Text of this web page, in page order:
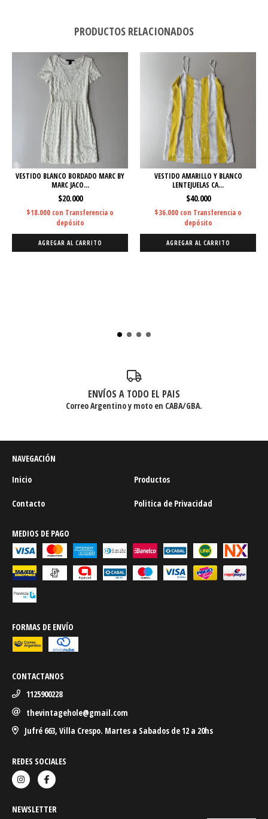
PRODUCTOS RELACIONADOS
VESTIDO BLANCO BORDADO MARC BY
MARC JACO...
$20.000
$18.000 con Transferencia o
depósito
AGREGAR AL CARRITO
VESTIDO AMARILLO Y BLANCO
LENTEJUELAS CA...
$40.000
$36.000 con Transferencia o
depósito
AGREGAR AL CARRITO
ENVÍOS A TODO EL PAIS
Correo Argentino y moto en CABA/GBA.
NAVEGACIÓN
Inicio
Productos
Contacto Politica de Privacidad
MEDIOS DE PAGO
FORMAS DE ENVÍO
CONTACTANOS
1125900228
thevintagehole@gmail.com
Jufré 663, Villa Crespo. Martes a Sabados de 12 a 20hs
REDES SOCIALES
NEWSLETTER